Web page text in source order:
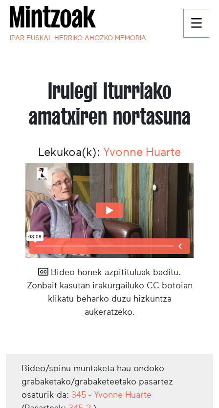
IPAR EUSKAL HERRIKO AHOZKO MEMORIA
Irulegi Iturriako
amatxiren nortasuna
Lekukoa(k): Yvonne Huarte
Bideo honek azpitituluak baditu.
Zonbait kasutan irakurgailuko CC botoian
klikatu beharko duzu hizkuntza
aukeratzeko.
Bideo/soinu muntaketa hau ondoko
grabaketako/grabaketeetako pasartez
osaturik da: 345 - Yvonne Huarte